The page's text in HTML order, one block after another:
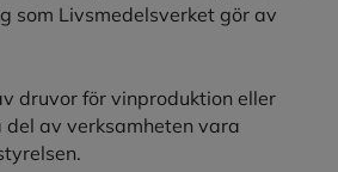
som Livsmedelsverket gör av
druvor för vinproduktion eller
del av verksamheten vara